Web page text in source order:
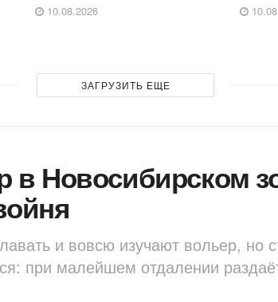
10.08.2026
ЗАГРУЗИТЬ ЕЩЕ
Новосибирском
и вовсю изучают вольер, но
при малейшем отдалении